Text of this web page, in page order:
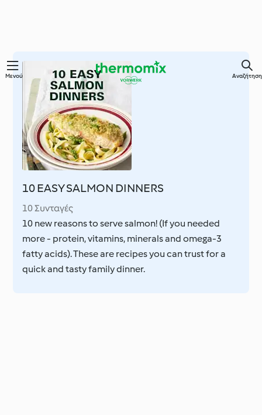
Μετάβαση
περιεχόμενο
Μενού Αναζήτηση
10 EASY SALMON DINNERS
10 Συνταγές
10 new reasons to serve salmon! (If you needed
more - protein, vitamins, minerals and omega-3
fatty acids). These are recipes you can trust for a
quick and tasty family dinner.